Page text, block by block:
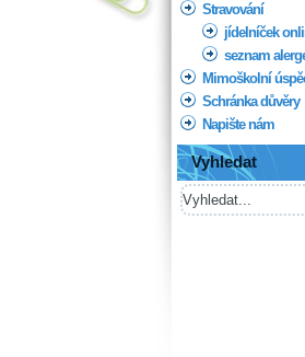
Stravování
jídelníček
seznam
Mimoškolní
Schránka důvěry
Napište nám
Vyhledat